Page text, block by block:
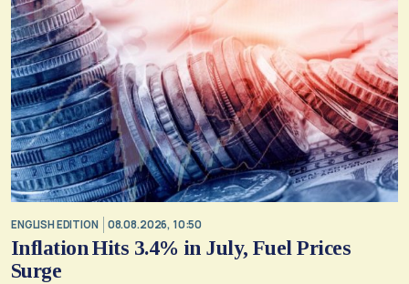
ENGLISH EDITION 08.08.2026, 10:50
Inflation Hits 3.4% in July, Fuel Prices
Surge